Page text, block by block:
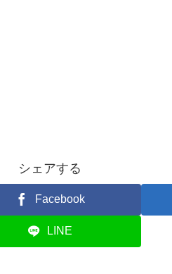
シェアする
Facebook
LINE